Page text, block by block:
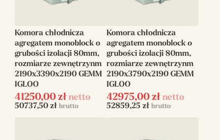
Komora chłodnicza
agregatem monoblock o
grubości izolacji 80mm,
rozmiarze zewnętrzynm
2190x3390x2190 GEMM
IGLOO
41250,00 zł netto
50737,50 zł brutto
Komora chłodnicza
agregatem monoblock o
grubości izolacji 80mm,
rozmiarze zewnętrzynm
2190x3790x2190 GEMM
IGLOO
42975,00 zł netto
52859,25 zł brutto